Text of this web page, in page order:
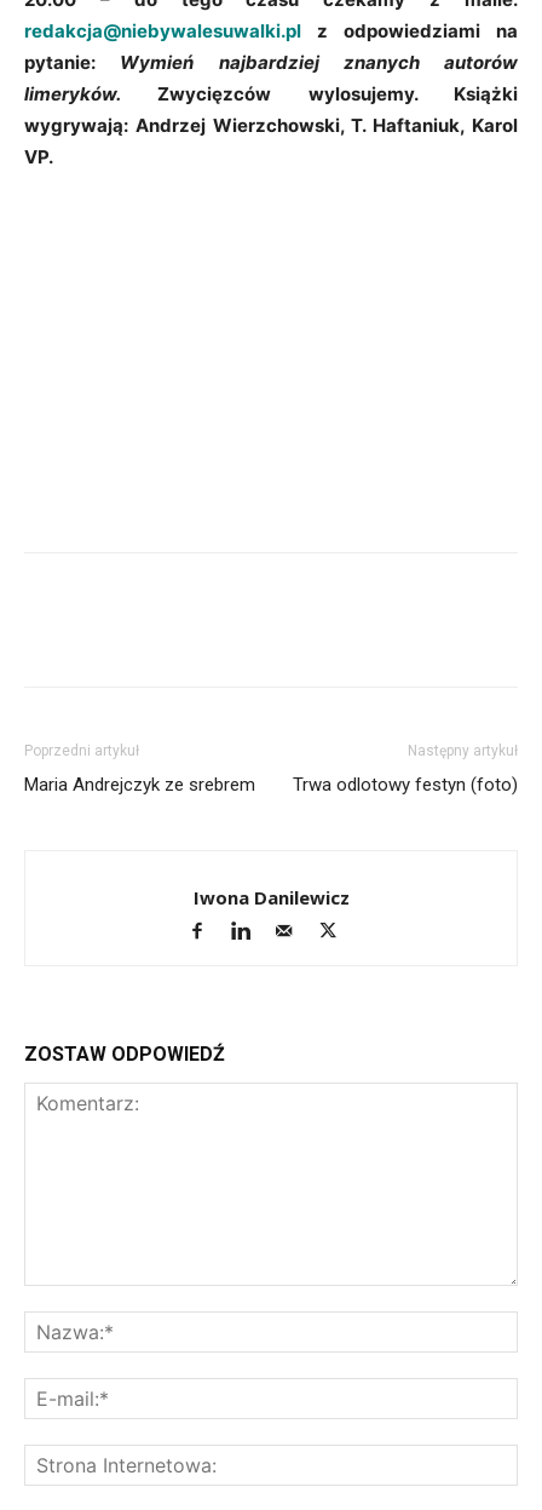
redakcja@niebywalesuwalki.pl z odpowiedziami na
pytanie: Wymień najbardziej znanych autorów
limeryków. Zwycięzców wylosujemy. Książki
wygrywają: Andrzej Wierzchowski, T. Haftaniuk, Karol
VP.
Poprzedni artykuł
Maria Andrejczyk ze srebrem
Następny artykuł
Trwa odlotowy festyn (foto)
Iwona Danilewicz
ZOSTAW ODPOWIEDŹ